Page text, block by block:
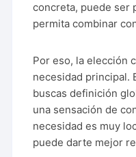
concreta, puede ser
permita combinar
Por eso, la elección
necesidad principal.
buscas definición
una sensación de
necesidad es muy
puede darte mejor